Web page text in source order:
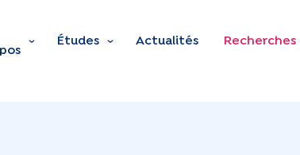
Skip to main
Études Actualités Recherches